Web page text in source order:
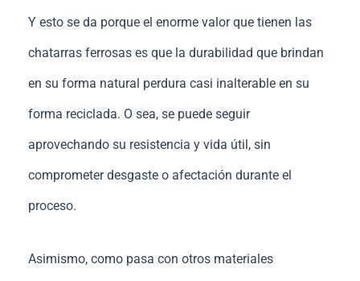
Y esto se da porque el enorme valor que tienen las
chatarras ferrosas es que la durabilidad que brindan
en su forma natural perdura casi inalterable en su
forma reciclada. O sea, se puede seguir
aprovechando su resistencia y vida útil, sin
comprometer desgaste o afectación durante el
proceso.
Asimismo, como pasa con otros materiales